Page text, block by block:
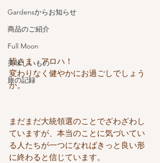
Gardensからお知らせ
商品のご紹介
Full Moon
美味しいもの
旅の記録
皆さま、アロハ！
変わりなく健やかにお過ごしでしょう
か。
まだまだ大統領選のことでざわざわし
ていますが、本当のことに気づいてい
る人たちが一つになればきっと良い形
に終わると信じています。